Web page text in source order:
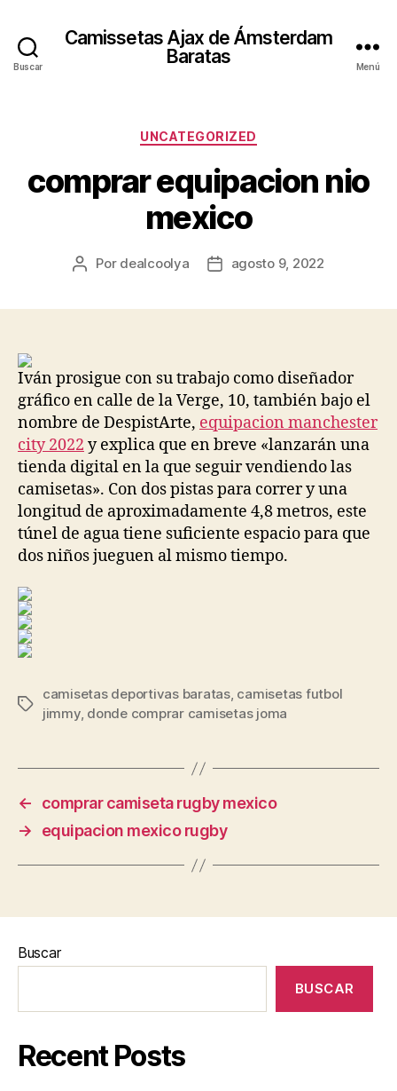
Buscar
Camissetas Ajax de Ámsterdam
Baratas
Menú
Categorías
UNCATEGORIZED
comprar equipacion nio
mexico
Autor
Por dealcoolya
Fechaagosto 9, 2022
Iván prosigue con su trabajo como diseñador
gráfico en calle de la Verge, 10, también bajo el
nombre de DespistArte, equipacion manchester
city 2022 y explica que en breve «lanzarán una
tienda digital en la que seguir vendiendo las
camisetas». Con dos pistas para correr y una
longitud de aproximadamente 4,8 metros, este
túnel de agua tiene suficiente espacio para que
dos niños jueguen al mismo tiempo.
Etiquetas
camisetas deportivas baratas, camisetas futbol
jimmy, donde comprar camisetas joma
←
comprar camiseta rugby mexico
→
equipacion mexico rugby
Buscar
BUSCAR
Recent Posts